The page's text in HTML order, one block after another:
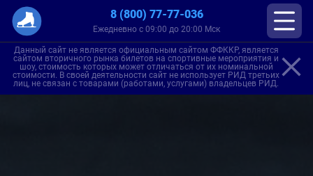
8 (800) 77-77-036
Ежедневно с 09:00 до 20:00 Мск
Данный сайт не является официальным сайтом ФФККР, является
сайтом вторичного рынка билетов на спортивные мероприятия и
шоу, стоимость которых может отличаться от их номинальной
стоимости. В своей деятельности сайт не использует РИД третьих
лиц, не связан с товарами (работами, услугами) владельцев РИД.